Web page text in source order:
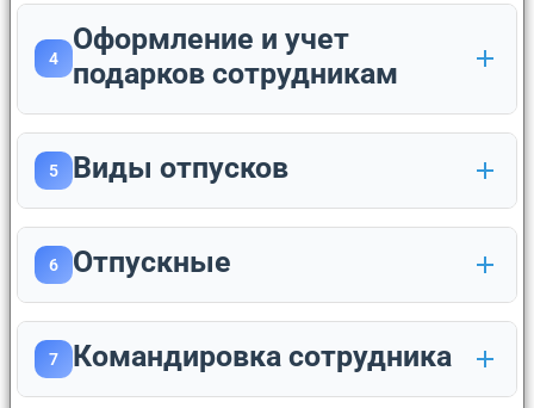
4
Оформление и учет
подарков сотрудникам
5 Виды отпусков
6 Отпускные
7 Командировка сотрудника